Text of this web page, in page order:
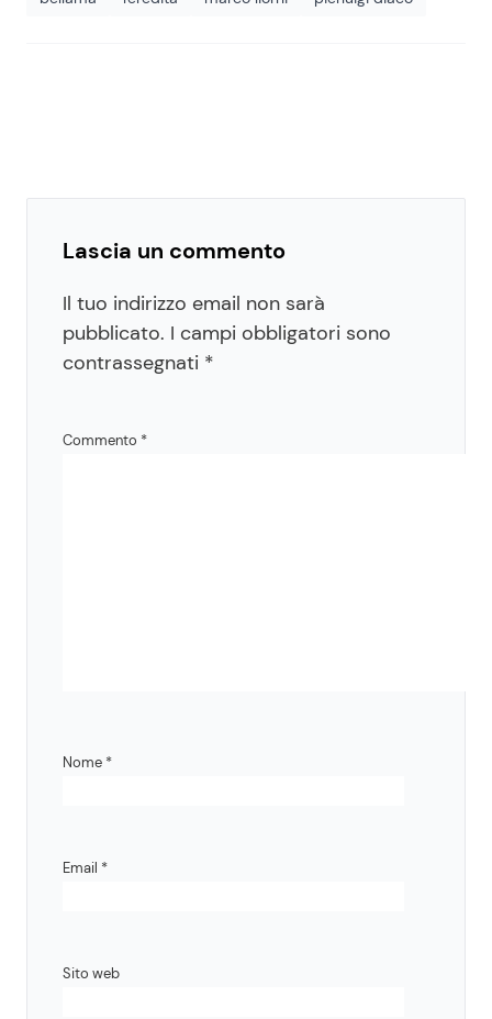
Lascia un commento
Il tuo indirizzo email non sarà
pubblicato. I campi obbligatori sono
contrassegnati *
Commento *
Nome *
Email *
Sito web